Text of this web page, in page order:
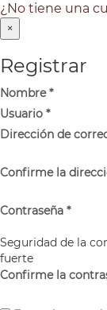
¿No tiene una
×
Registrar
Nombre*
Usuario *
Dirección de
Confirme la
Contraseña *
Seguridad de la
fuerte
Confirme la